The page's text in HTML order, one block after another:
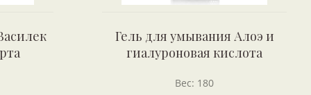
Гель для умывания Алоэ и
гиалуроновая кислота
Вес: 180